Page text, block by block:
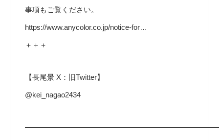
事項もご覧ください。
https://www.anycolor.co.jp/notice-for…
＋＋＋
【長尾景 X：旧Twitter】
@kei_nagao2434